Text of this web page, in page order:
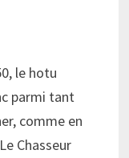
le hotu
parmi tant
comme en
Chasseur